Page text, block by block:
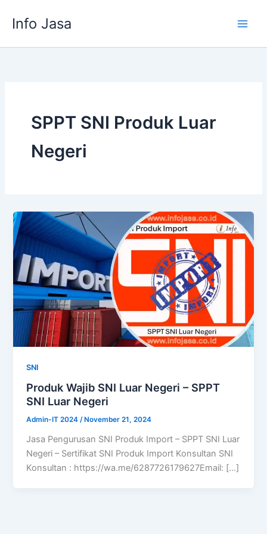
Info Jasa
SPPT SNI Produk Luar
Negeri
SNI
Produk Wajib SNI Luar Negeri – SPPT
SNI Luar Negeri
Admin-IT 2024/ November 21, 2024
Jasa Pengurusan SNI Produk Import – SPPT SNI Luar
Negeri – Sertifikat SNI Produk Import Konsultan SNI
Konsultan : https://wa.me/6287726179627Email: […]